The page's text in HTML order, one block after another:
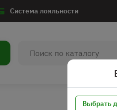
Система лояльности
Выбрать